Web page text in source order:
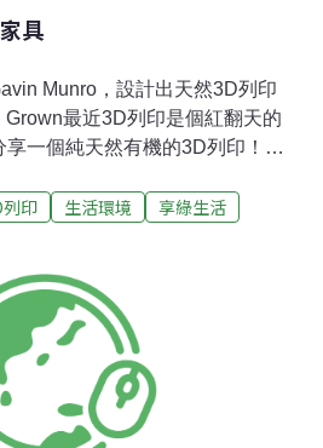
具
Munro，設計出天然3D列印
最近3D列印是個紅翻天的
一個純天然有機的3D列印！英
一張椅子需要一棵長了40~60年
部分、裁切加工才能做成），
Grown天然3D列印燈罩。圖片取
計在2016年春天上市的吊燈。
修飾過的痕跡，吊燈內側還是保
列印 生活環境
享綠生活